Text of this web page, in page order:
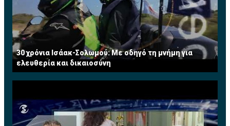
30 χρόνια Ισάακ-Σολωμού: Με οδηγό τη μνήμη για
ελευθερία και δικαιοσύνη